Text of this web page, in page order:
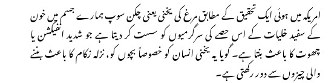
امریکہ میں ہوئی ایک تحقیق کے مطابق مرغ کی یخنی یعنی چکن سوپ ہمارے جسم میں خون
کے سفید خلیات کے اس حصے کی سرگرمیوں کو سست کر دیتا ہے جو شدید انفیکشن یا
چھوت کا باعث بنتا ہے۔ گویا یہ یخنی انسان کو خصوصاً بچوں کو، نزلہ زکام کا باعث بننے
والی چیزوں سے دور رکھتی ہے۔